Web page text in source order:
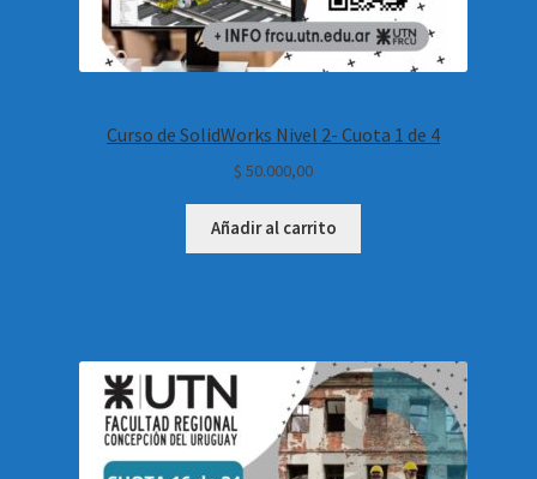
Curso de SolidWorks Nivel 2- Cuota 1 de 4
$ 50.000,00
Añadir al carrito